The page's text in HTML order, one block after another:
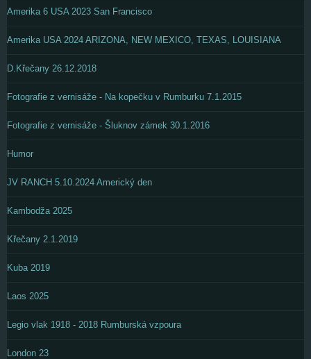
Amerika 6 USA 2023 San Francisco
Amerika USA 2024 ARIZONA, NEW MEXICO, TEXAS, LOUISIANA
D.Křečany 26.12.2018
Fotografie z vernisáže - Na kopečku v Rumburku 7.1.2015
Fotografie z vernisáže - Šluknov zámek 30.1.2016
Humor
JV RANCH 5.10.2024 Americký den
Kambodža 2025
Křečany 2.1.2019
Kuba 2019
Laos 2025
Legio vlak 1918 - 2018 Rumburská vzpoura
London 23